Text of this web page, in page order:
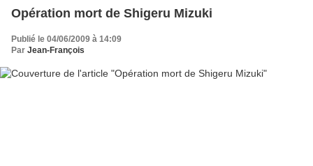
Opération mort de Shigeru Mizuki
Publié le 04/06/2009 à 14:09
Par Jean-François